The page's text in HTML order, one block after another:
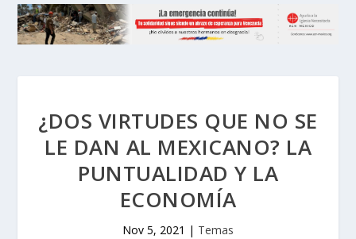
¿DOS VIRTUDES QUE NO SE
LE DAN AL MEXICANO? LA
PUNTUALIDAD Y LA
ECONOMÍA
Nov 5, 2021 | Temas